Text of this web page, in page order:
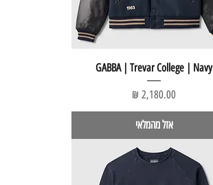
GABBA | Trevar College | Navy
מחיר
אזל מהמלאי